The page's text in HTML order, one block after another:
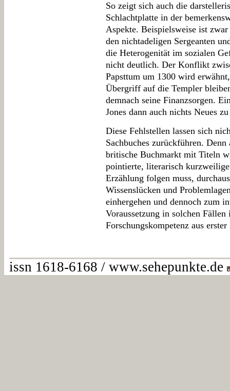
So zeigt sich auch die
Schlachtplatte in der
Aspekte. Beispielsweise ist
den nichtadeligen Sergeanten
die Heterogenität im sozialen
nicht deutlich. Der Konflikt
Papsttum um 1300 wird
Übergriff auf die Templer
demnach seine Finanzsorgen.
Jones dann auch nichts Neues
Diese Fehlstellen lassen sich
Sachbuches zurückführen.
britische Buchmarkt mit Titeln
pointierte, literarisch
Erzählung folgen muss,
Wissenslücken und
einhergehen und dennoch zum
Voraussetzung in solchen Fällen
Forschungskompetenz aus erster
issn 1618-6168 / www.sehepunkte.de